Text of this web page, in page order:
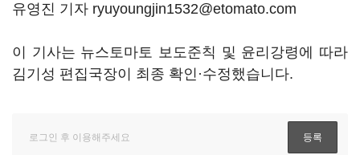
유영진 기자 ryuyoungjin1532@etomato.com
이 기사는 뉴스토마토 보도준칙 및 윤리강령에 따라
김기성 편집국장이 최종 확인·수정했습니다.